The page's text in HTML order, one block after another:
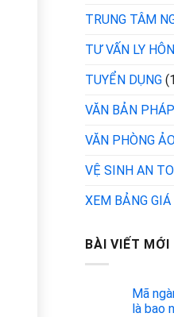
TRUNG TÂM
TƯ VẤN LY HÔN
TUYỂN DỤNG
VĂN BẢN
VĂN PHÒNG
VỆ SINH AN
XEM BẢNG GIÁ
BÀI VIẾT MỚI
Mã
là bao